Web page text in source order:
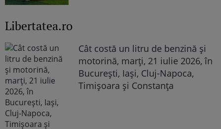
Libertatea.ro
Cât costă un litru de benzină și
motorină, marți, 21 iulie 2026, în
București, Iași, Cluj-Napoca,
Timișoara și Constanța